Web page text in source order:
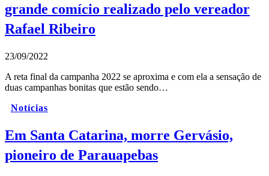
grande comício realizado pelo vereador
Rafael Ribeiro
23/09/2022
A reta final da campanha 2022 se aproxima e com ela a sensação de
duas campanhas bonitas que estão sendo…
Notícias
Em Santa Catarina, morre Gervásio,
pioneiro de Parauapebas